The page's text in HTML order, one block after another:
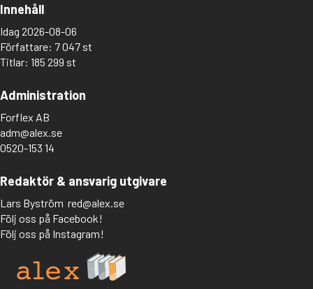
Innehåll
Idag 2026-08-06
Författare: 7 047 st
Titlar: 185 299 st
Administration
Forflex AB
adm@alex.se
0520-153 14
Redaktör & ansvarig utgivare
Lars Byström red@alex.se
Följ oss på Facebook!
Följ oss på Instagram!